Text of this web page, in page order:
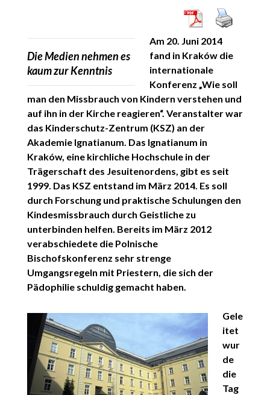
Die Medien nehmen es
kaum zur Kenntnis
Am 20. Juni 2014
fand in Kraków die
internationale
Konferenz „Wie soll
man den Missbrauch von Kindern verstehen und
auf ihn in der Kirche reagieren“. Veranstalter war
das Kinderschutz-Zentrum (KSZ) an der
Akademie Ignatianum. Das Ignatianum in
Kraków, eine kirchliche Hochschule in der
Trägerschaft des Jesuitenordens, gibt es seit
1999. Das KSZ entstand im März 2014. Es soll
durch Forschung und praktische Schulungen den
Kindesmissbrauch durch Geistliche zu
unterbinden helfen. Bereits im März 2012
verabschiedete die Polnische
Bischofskonferenz sehr strenge
Umgangsregeln mit Priestern, die sich der
Pädophilie schuldig gemacht haben.
Gele
itet
wur
de
die
Tag